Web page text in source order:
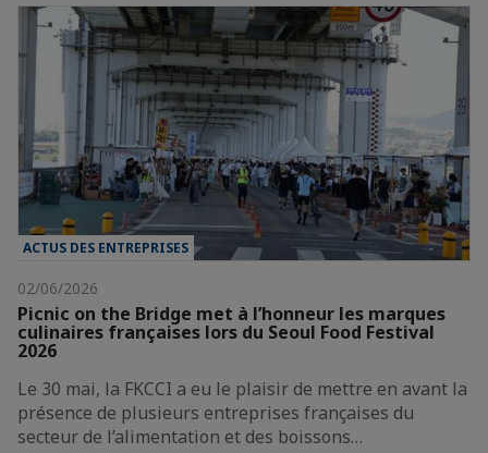
ACTUS DES ENTREPRISES
02/06/2026
Picnic on the Bridge met à l’honneur les marques
culinaires françaises lors du Seoul Food Festival
2026
Le 30 mai, la FKCCI a eu le plaisir de mettre en avant la
présence de plusieurs entreprises françaises du
secteur de l’alimentation et des boissons…